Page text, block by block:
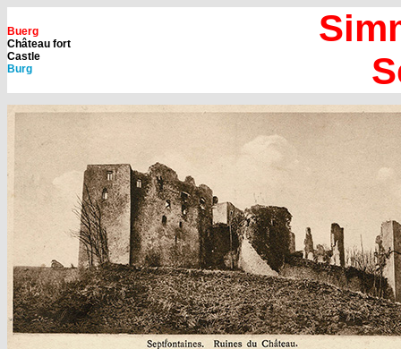
Buerg
Château fort
Castle
Burg